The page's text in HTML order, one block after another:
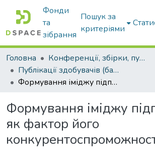
Фонди
та
зібрання
Пошук за
критеріями
Головна
Конференції, збірки, публікації молодих вчених і здобувачів : магістрів, бакалаврів, аспірантів.
Публікації здобувачів (бакалаврів. магістрів, аспірантів)
Формування іміджу підприємства як фактор його конкурентоспроможності
Формування іміджу
як фактор його